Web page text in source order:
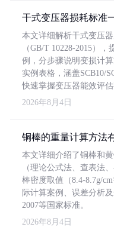
干式变压器损耗标准
本文详细解析干式变压
（GB/T 10228-2015）
例，分步骤说明变损计
实例表格，涵盖SCB10/
快速掌握变压器能效评估
2026年8月4日
铜棒的重量计算方法
本文详细介绍了铜棒和
（理论公式法、查表法
棒密度取值（8.4-8.7g/
际计算案例、误差分析
2007等国家标准。
2026年8月4日